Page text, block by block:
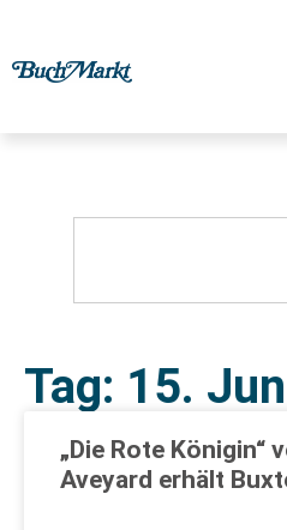
Tag: 15.
„Die Rote Königin“
Aveyard erhält